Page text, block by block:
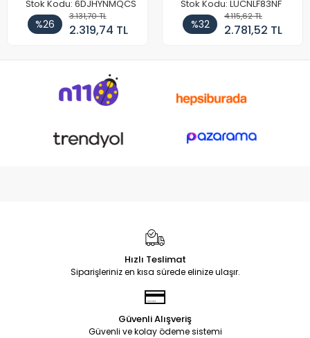
Stok Kodu: 6DJHYNMQCS
%26
3.131,70 TL
2.319,74 TL
Stok Kodu: LUCNLF83NF
%32
4.115,62 TL
2.781,52 TL
Hızlı Teslimat
Siparişleriniz en kısa sürede elinize ulaşır.
Güvenli Alışveriş
Güvenli ve kolay ödeme sistemi